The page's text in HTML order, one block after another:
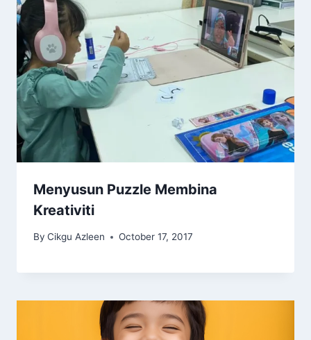
Menyusun Puzzle Membina
Kreativiti
By Cikgu Azleen October 17, 2017